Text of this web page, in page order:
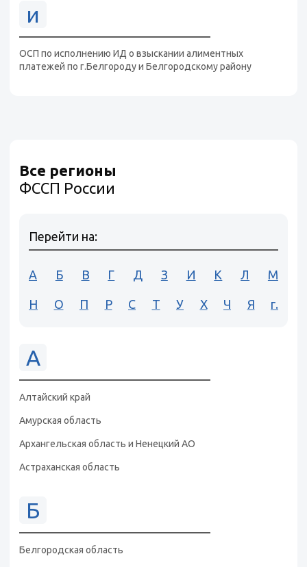
и
ОСП по исполнению ИД о взыскании алиментных
платежей по г.Белгороду и Белгородскому району
Все регионы
ФССП России
Перейти на:
А Б В Г Д З И К Л М
Н О П Р С Т У Х Ч Я г.
А
Алтайский край
Амурская область
Архангельская область и Ненецкий АО
Астраханская область
Б
Белгородская область